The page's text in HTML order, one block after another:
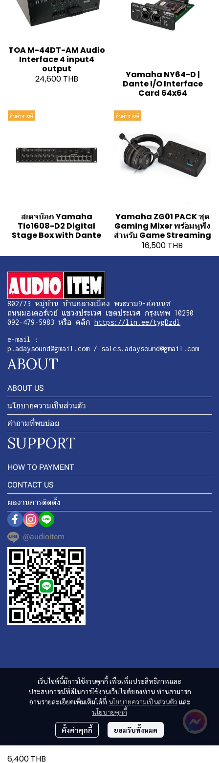
TOA M-44DT-AM Audio
Interface 4 input4
output
24,600 THB
Yamaha NY64-D |
Dante I/O Interface
Card 64x64
สินค้าขายดี
สเตจบ๊อก Yamaha
Tio1608-D2 Digital
Stage Box with Dante
สินค้าขายดี
Yamaha ZG01 PACK ชุด
Gaming Mixer พร้อมหูฟัง
สำหรับ Game Streaming
16,500 THB
6,400 THB
เว็บไซต์นี้มีการใช้งานคุกกี้ เพื่อเพิ่มประสิทธิภาพและ
ประสบการณ์ที่ดีในการใช้งานเว็บไซต์ของท่าน ท่านสามารถ
อ่านรายละเอียดเพิ่มเติมได้ที่ นโยบายความเป็นส่วนตัว และ
นโยบายคุกกี้
ตั้งค่าคุกกี้ ยอมรับทั้งหมด
802/73 หมู่บ้าน บ้านกลางเมือง พระราม9-อ่อนนุช
ถนนมอเตอร์เวย์ แขวงประเวศ เขตประเวศ กรุงเทพ 10250
092-479-5983 หรือ คลิก https://lin.ee/tygDzdl
e-mail :
p.adaysound@gmail.com / sales.adaysound@gmail.com
ABOUT
ABOUT US
นโยบายความเป็นส่วนตัว
คำถามที่พบบ่อย
SUPPORT
HOW TO PAYMENT
CONTACT US
ผลงานการติดตั้ง
@audioitem